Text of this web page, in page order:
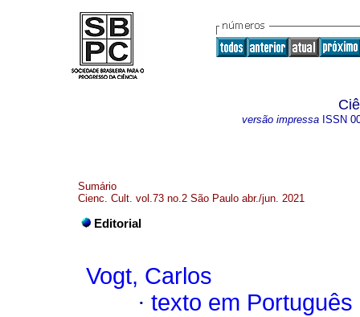
versão impressa ISSN
Sumário
Cienc. Cult. vol.73 no.2 São Paulo abr./jun. 2021
Editorial
Vogt, Carlos
· texto em Português